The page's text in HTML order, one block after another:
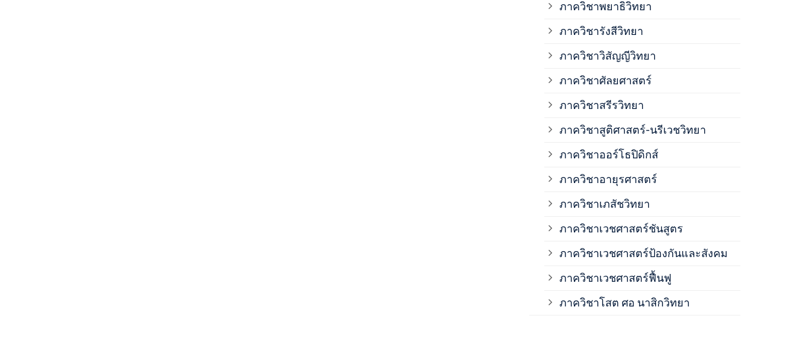
ภาควิชาพยาธิวิทยา
ภาควิชารังสีวิทยา
ภาควิชาวิสัญญีวิทยา
ภาควิชาศัลยศาสตร์
ภาควิชาสรีรวิทยา
ภาควิชาสูติศาสตร์-นรีเวชวิทยา
ภาควิชาออร์โธปิดิกส์
ภาควิชาอายุรศาสตร์
ภาควิชาเภสัชวิทยา
ภาควิชาเวชศาสตร์ชันสูตร
ภาควิชาเวชศาสตร์ป้องกันและสังคม
ภาควิชาเวชศาสตร์ฟื้นฟู
ภาควิชาโสต ศอ นาสิกวิทยา